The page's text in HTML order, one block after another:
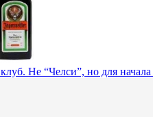
Не “Челси”, но для начала